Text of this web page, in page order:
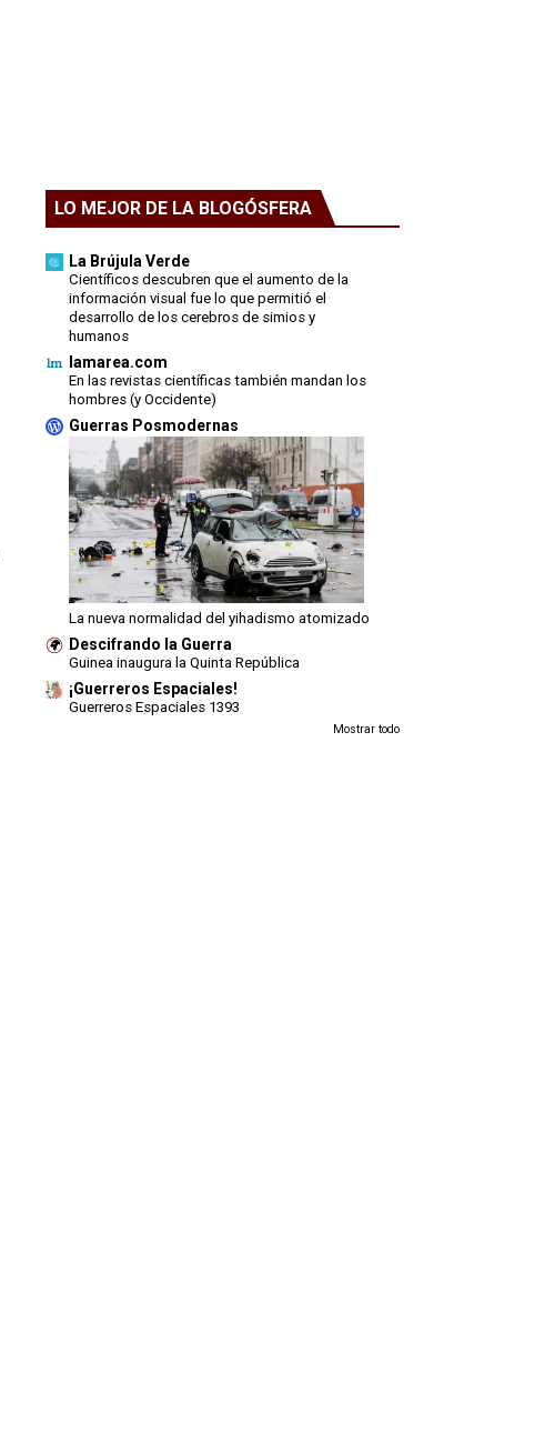
LO MEJOR DE LA BLOGÓSFERA
La Brújula Verde
Científicos descubren que el aumento de la
información visual fue lo que permitió el
desarrollo de los cerebros de simios y
humanos
lamarea.com
En las revistas científicas también mandan los
hombres (y Occidente)
Guerras Posmodernas
La nueva normalidad del yihadismo atomizado
Descifrando la Guerra
Guinea inaugura la Quinta República
¡Guerreros Espaciales!
Guerreros Espaciales 1393
Mostrar todo